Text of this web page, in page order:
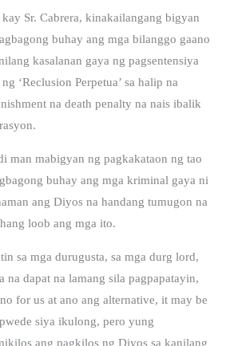
Sr. Cabrera, kinakailangang bigyan
buhay ang mga bilanggo gaano
kasalanan gaya ng pagsentensiya
‘Reclusion Perpetua’ sa halip na
na death penalty na nais ibalik
man mabigyan ng pagkakataon ng tao
buhay ang mga kriminal gaya ni
ang Diyos na handang tumugon na
loob ang mga ito.
sa mga durugusta, sa mga durg lord,
na dapat na lamang sila pagpapatayin,
for us at ano ang alternative, it may be
siya ikulong, pero yung
ang pagkilos ng Diyos sa kanilang